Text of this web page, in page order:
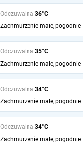
Odczuwalna 36°C
Zachmurzenie małe, pogodnie
Odczuwalna 35°C
Zachmurzenie małe, pogodnie
Odczuwalna 34°C
Zachmurzenie małe, pogodnie
Odczuwalna 34°C
Zachmurzenie małe, pogodnie